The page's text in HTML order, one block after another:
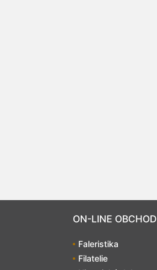
ON-LINE OBCHOD
Faleristika
Filatelie